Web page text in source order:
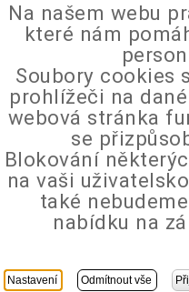
Na našem webu
které nám
Soubory cookies
prohlížeči na
webová stránka
se
Blokování
na vaši
také
nabídku na
Nastavení Odmítnout vše